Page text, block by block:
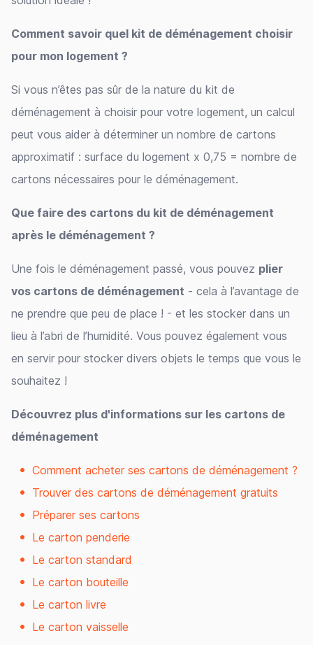
Comment savoir quel kit de déménagement choisir
pour mon logement ?
Si vous n’êtes pas sûr de la nature du kit de
déménagement à choisir pour votre logement, un calcul
peut vous aider à déterminer un nombre de cartons
approximatif : surface du logement x 0,75 = nombre de
cartons nécessaires pour le déménagement.
Que faire des cartons du kit de déménagement
après le déménagement ?
Une fois le déménagement passé, vous pouvez plier
vos cartons de déménagement - cela à l’avantage de
ne prendre que peu de place ! - et les stocker dans un
lieu à l’abri de l’humidité. Vous pouvez également vous
en servir pour stocker divers objets le temps que vous le
souhaitez !
Découvrez plus d'informations sur les cartons de
déménagement
Comment acheter ses cartons de déménagement ?
Trouver des cartons de déménagement gratuits
Préparer ses cartons
Le carton penderie
Le carton standard
Le carton bouteille
Le carton livre
Le carton vaisselle